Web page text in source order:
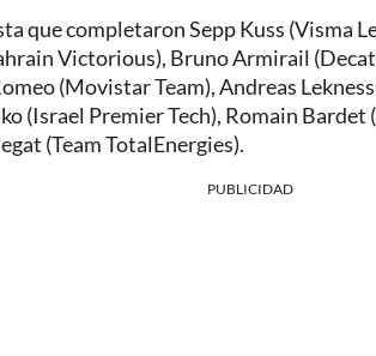
que completaron Sepp Kuss (Visma
Victorious), Bruno Armirail
(Movistar Team), Andreas
(Israel Premier Tech), Romain
(Team TotalEnergies).
PUBLICIDAD